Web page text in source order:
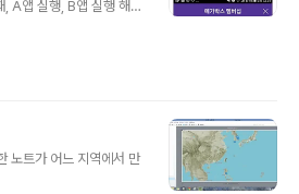
A앱 실행, B앱 실행 해서
바코드 이미지를 붙인
노트가 어느 지역에서 만